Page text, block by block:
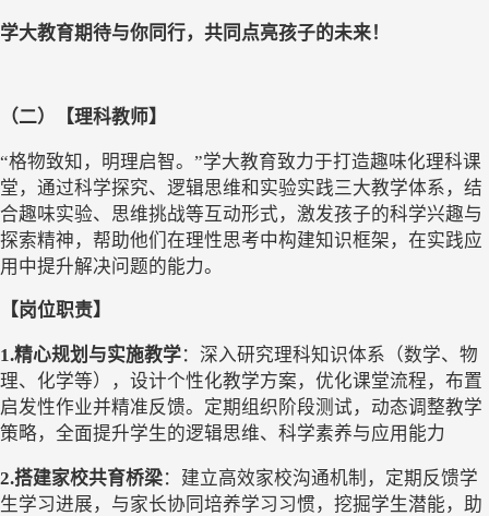
学大教育期待与你同行，共同点亮孩子的未来！
（二） 【理科教师】
“格物致知，明理启智。 ”学大教育致力于打造趣味化理科课
堂，通过科学探究、逻辑思维和实验实践三大教学体系，结
合趣味实验、思维挑战等互动形式，激发孩子的科学兴趣与
探索精神，帮助他们在理性思考中构建知识框架，在实践应
用中提升解决问题的能力。
【岗位职责】
1.精心规划与实施教学： 深入研究理科知识体系（数学、物
理、化学等），设计个性化教学方案，优化课堂流程，布置
启发性作业并精准反馈。定期组织阶段测试，动态调整教学
策略，全面提升学生的逻辑思维、科学素养与应用能力
2.搭建家校共育桥梁： 建立高效家校沟通机制，定期反馈学
生学习进展，与家长协同培养学习习惯，挖掘学生潜能，助